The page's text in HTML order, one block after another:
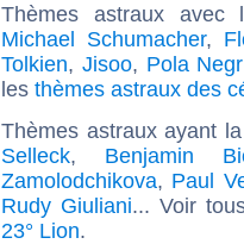
Thèmes astraux
Michael Schumacher,
Tolkien, Jisoo, Pola
les thèmes astraux des
Thèmes astraux ayant
Selleck, Benjamin
Zamolodchikova, Paul
Rudy Giuliani... Voir
23° Lion.